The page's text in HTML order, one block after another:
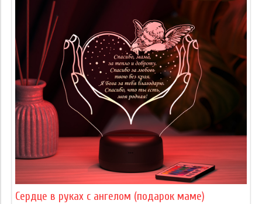
Сердце в руках с ангелом (подарок маме)